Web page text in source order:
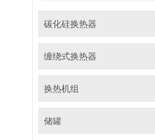
碳化硅换热器
缠绕式换热器
换热机组
储罐